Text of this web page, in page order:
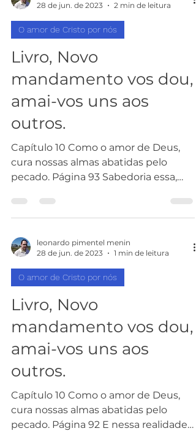
28 de jun. de 2023
2 min de leitura
O amor de Cristo por nós
Livro, Novo
mandamento vos dou,
amai-vos uns aos
outros.
Capítulo 10 Como o amor de Deus,
cura nossas almas abatidas pelo
pecado. Página 93 Sabedoria essa,
leonardo pimentel menin
28 de jun. de 2023
1 min de leitura
O amor de Cristo por nós
Livro, Novo
mandamento vos dou,
amai-vos uns aos
outros.
Capítulo 10 Como o amor de Deus,
cura nossas almas abatidas pelo
pecado. Página 92 E nessa realidade